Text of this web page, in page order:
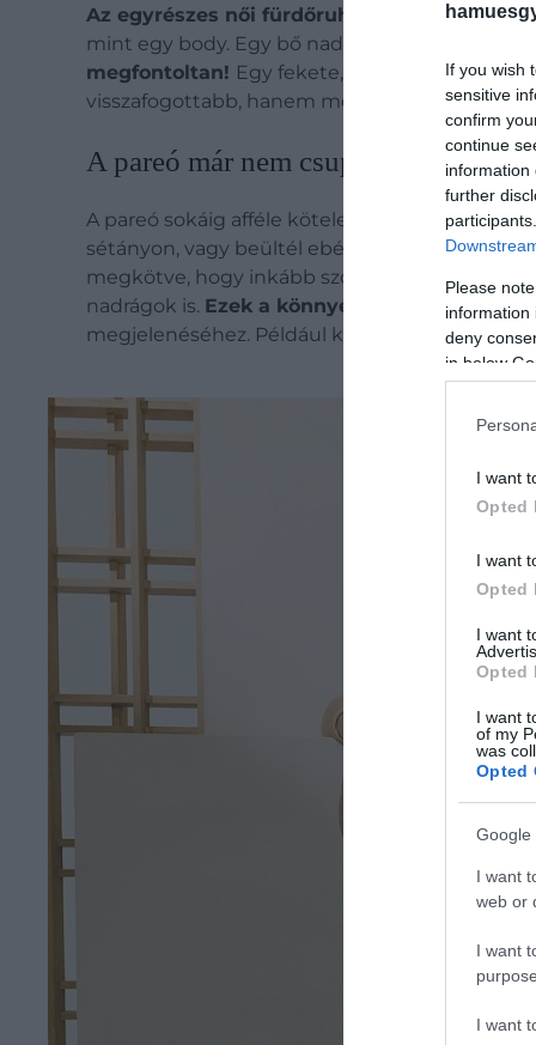
If you wish
sensitive
confirm
continue
information
further
Please
information
deny
in below
I want
Opted
I want
Opted
I want
Opted
I want
of my
was
Opted
Google
I want
web or
I want
I want
Az egyrészes női fürdőruhák az utóbbi
mint egy body. Egy bő nadrággal, rövid
megfontoltan! Egy fekete, fehér vagy
visszafogottabb, hanem mert könnyebben
A pareó már nem csupán
A pareó sokáig afféle kötelező fürdőzős
sétányon, vagy beültél ebédelni egy víz
megkötve, hogy inkább szoknyának vagy
nadrágok is. Ezek a könnyed darabok
megjelenéséhez. Például kitűnő lehet egy